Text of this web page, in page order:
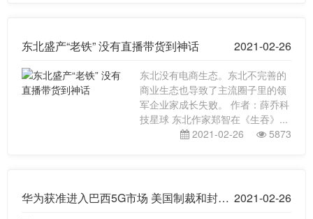
2021-02-26
东北盛产“老铁” 没有直播带货到神话
东北没有电商生态。东北不完善的
商业生态也导致了主流圈子里的领
军企业家成长失败。 作者：薛乔科
技星球 东北作家郑智在《生吞》...
2021-02-26
5873
2021-02-26
华为获准进入巴西5G市场 美国制裁和封锁无效